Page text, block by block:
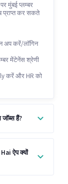
मुंबई प्लम्बर
कर सकते
अप करें/लॉगिन
मेंटेनेंस श्रेणी
करें और HR को
हैं?
ऐप क्यों